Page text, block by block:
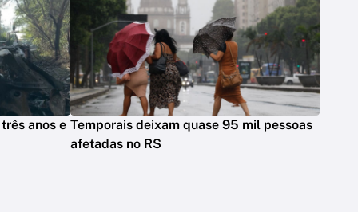
anos e Temporais deixam quase 95 mil pessoas
afetadas no RS